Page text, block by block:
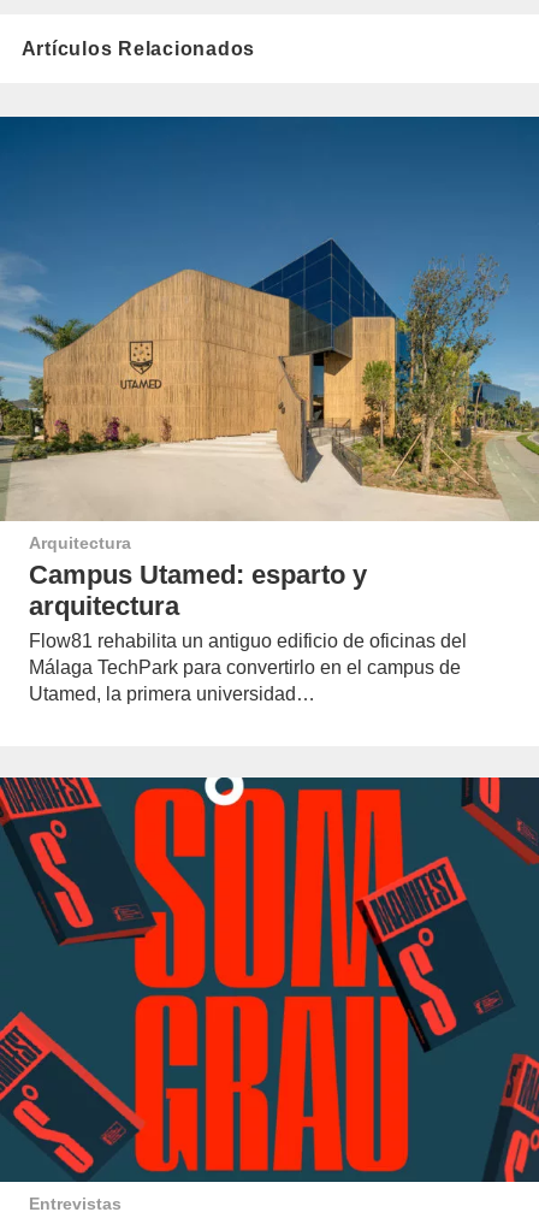
Artículos Relacionados
Arquitectura
Campus Utamed: esparto y
arquitectura
Flow81 rehabilita un antiguo edificio de oficinas del
Málaga TechPark para convertirlo en el campus de
Utamed, la primera universidad…
Entrevistas